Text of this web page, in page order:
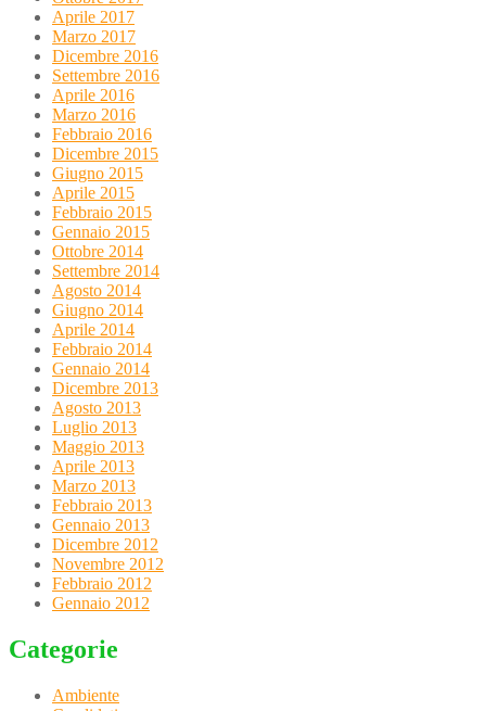
Aprile 2017
Marzo 2017
Dicembre 2016
Settembre 2016
Aprile 2016
Marzo 2016
Febbraio 2016
Dicembre 2015
Giugno 2015
Aprile 2015
Febbraio 2015
Gennaio 2015
Ottobre 2014
Settembre 2014
Agosto 2014
Giugno 2014
Aprile 2014
Febbraio 2014
Gennaio 2014
Dicembre 2013
Agosto 2013
Luglio 2013
Maggio 2013
Aprile 2013
Marzo 2013
Febbraio 2013
Gennaio 2013
Dicembre 2012
Novembre 2012
Febbraio 2012
Gennaio 2012
Categorie
Ambiente